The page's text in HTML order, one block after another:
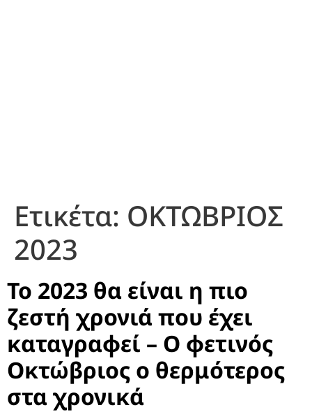
Ετικέτα: ΟΚΤΩΒΡΙΟΣ
2023
Το 2023 θα είναι η πιο
ζεστή χρονιά που έχει
καταγραφεί – Ο φετινός
Οκτώβριος ο θερμότερος
στα χρονικά